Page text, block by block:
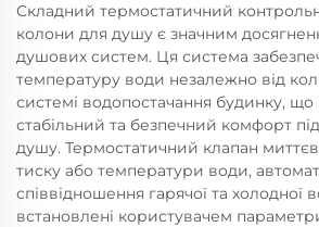
Складний термостатичний
колони для душу є значним
душових систем. Ця система
температуру води незалежно від
системі водопостачання будинку, що
стабільний та безпечний комфорт
душу. Термостатичний клапан
тиску або температури води,
співвідношення гарячої та холодної
встановлені користувачем